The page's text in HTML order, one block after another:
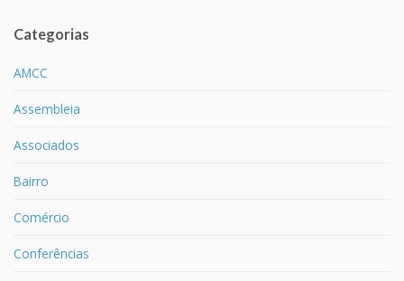
Categorias
AMCC
Assembleia
Associados
Bairro
Comércio
Conferências